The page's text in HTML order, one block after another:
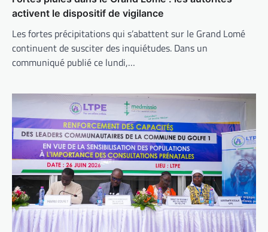
activent le dispositif de vigilance
Les fortes précipitations qui s’abattent sur le Grand Lomé
continuent de susciter des inquiétudes. Dans un
communiqué publié ce lundi,…